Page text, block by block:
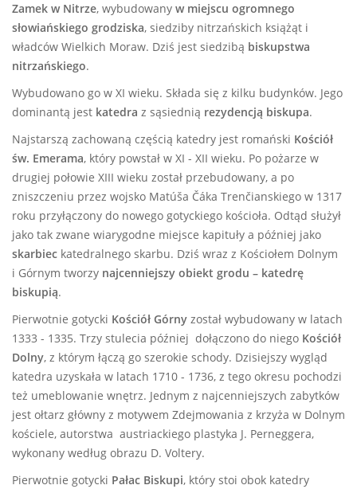
Zamek w Nitrze, wybudowany w miejscu ogromnego
słowiańskiego grodziska, siedziby nitrzańskich książąt i
władców Wielkich Moraw. Dziś jest siedzibą biskupstwa
nitrzańskiego.
Wybudowano go w XI wieku. Składa się z kilku budynków. Jego
dominantą jest katedra z sąsiednią rezydencją biskupa.
Najstarszą zachowaną częścią katedry jest romański Kościół
św. Emerama, który powstał w XI - XII wieku. Po pożarze w
drugiej połowie XIII wieku został przebudowany, a po
zniszczeniu przez wojsko Matúša Čáka Trenčianskiego w 1317
roku przyłączony do nowego gotyckiego kościoła. Odtąd służył
jako tak zwane wiarygodne miejsce kapituły a później jako
skarbiec katedralnego skarbu. Dziś wraz z Kościołem Dolnym
i Górnym tworzy najcenniejszy obiekt grodu – katedrę
biskupią.
Pierwotnie gotycki Kościół Górny został wybudowany w latach
1333 - 1335. Trzy stulecia później dołączono do niego Kościół
Dolny, z którym łączą go szerokie schody. Dzisiejszy wygląd
katedra uzyskała w latach 1710 - 1736, z tego okresu pochodzi
też umeblowanie wnętrz. Jednym z najcenniejszych zabytków
jest ołtarz główny z motywem Zdejmowania z krzyża w Dolnym
kościele, autorstwa austriackiego plastyka J. Perneggera,
wykonany według obrazu D. Voltery.
Pierwotnie gotycki Pałac Biskupi, który stoi obok katedry